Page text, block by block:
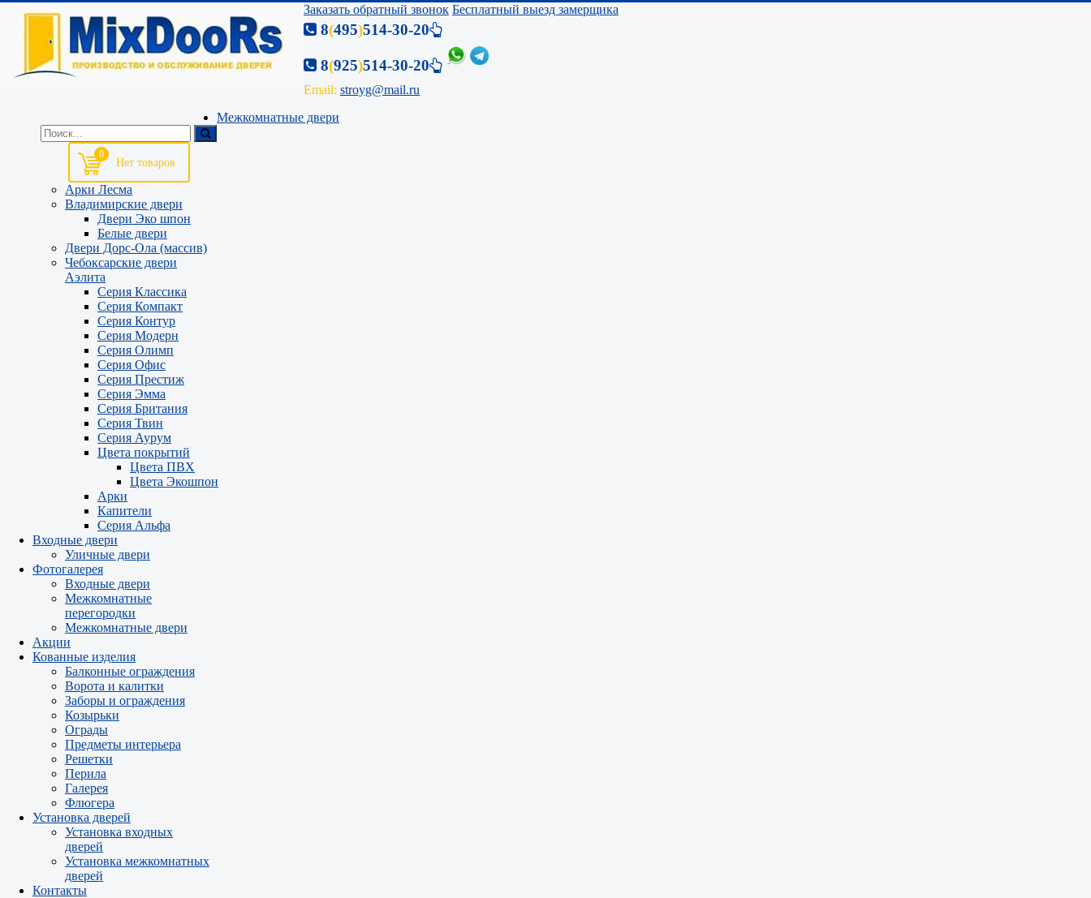
Заказать обратный звонок Бесплатный выезд замерщика
8(495)514-30-20
8(925)514-30-20
Email: stroyg@mail.ru
0
Межкомнатные двери
Арки Лесма
Владимирские двери
Двери Эко шпон
Белые двери
Двери Дорс-Ола (массив)
Чебоксарские двери
Аэлита
Серия Классика
Серия Компакт
Серия Контур
Серия Модерн
Серия Олимп
Серия Офис
Серия Престиж
Серия Эмма
Серия Британия
Серия Твин
Серия Аурум
Цвета покрытий
Цвета ПВХ
Цвета Экошпон
Арки
Капители
Серия Альфа
Входные двери
Уличные двери
Фотогалерея
Входные двери
Межкомнатные
перегородки
Межкомнатные двери
Акции
Кованные изделия
Балконные ограждения
Ворота и калитки
Заборы и ограждения
Козырьки
Ограды
Предметы интерьера
Решетки
Перила
Галерея
Флюгера
Установка дверей
Установка входных
дверей
Установка межкомнатных
дверей
Контакты